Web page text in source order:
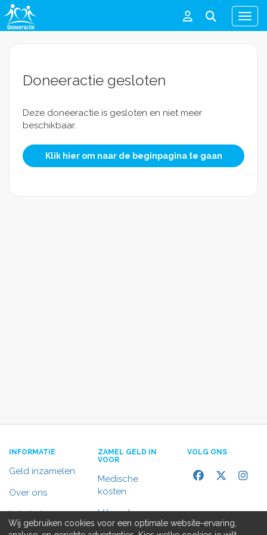
Menu
Doneeractie gesloten
Deze doneeractie is gesloten en niet meer
beschikbaar.
Klik hier om naar de beginpagina te gaan
INFORMATIE
Geld inzamelen
Over ons
In het nieuws
ZAMEL GELD IN
VOOR
Medische
kosten
Uitvaart
VOLG ONS
Wij gebruiken cookies voor een optimale website-ervaring,